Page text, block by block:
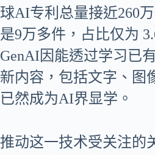
球AI专利总量接近260
是9万多件，占比仅为
GenAI因能透过学习已
新内容，包括文字、图
已然成为AI界显学。
推动这一技术受关注的